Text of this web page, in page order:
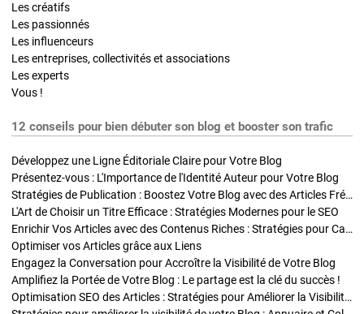
Les créatifs
Les passionnés
Les influenceurs
Les entreprises, collectivités et associations
Les experts
Vous !
12 conseils pour bien débuter son blog et booster son trafic
Développez une Ligne Éditoriale Claire pour Votre Blog
Présentez-vous : L'Importance de l'Identité Auteur pour Votre Blog
Stratégies de Publication : Boostez Votre Blog avec des Articles Fréquents et Exclusifs
L'Art de Choisir un Titre Efficace : Stratégies Modernes pour le SEO
Enrichir Vos Articles avec des Contenus Riches : Stratégies pour Captiver et Optimiser
Optimiser vos Articles grâce aux Liens
Engagez la Conversation pour Accroître la Visibilité de Votre Blog
Amplifiez la Portée de Votre Blog : Le partage est la clé du succès !
Optimisation SEO des Articles : Stratégies pour Améliorer la Visibilité de Votre Blog